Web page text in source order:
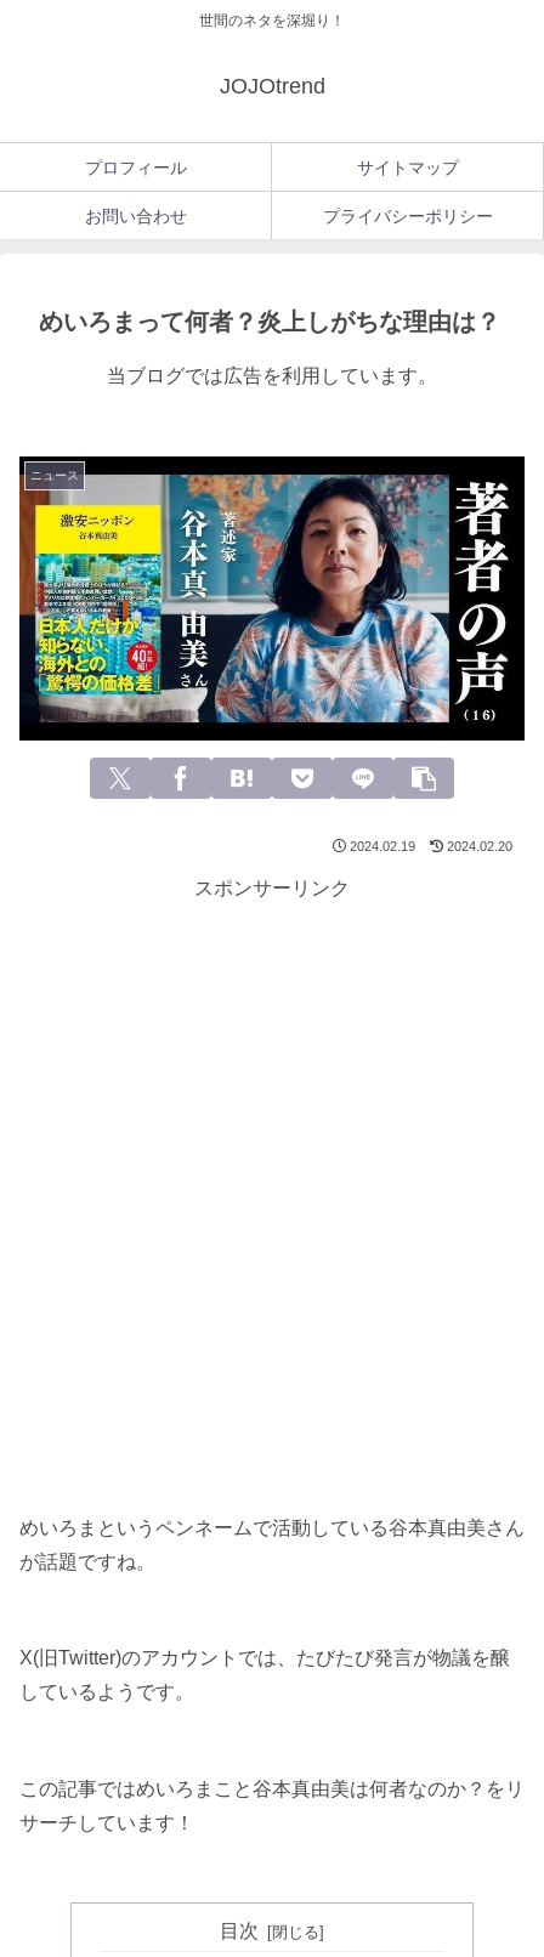
世間のネタを深堀り！
JOJOtrend
プロフィール サイトマップ
お問い合わせ プライバシーポリシー
めいろまって何者？炎上しがちな理由は？
当ブログでは広告を利用しています。
ニュース
2024.02.19 2024.02.20
スポンサーリンク
めいろまというペンネームで活動している谷本真由美さん
が話題ですね。
X(旧Twitter)のアカウントでは、たびたび発言が物議を醸
しているようです。
この記事ではめいろまこと谷本真由美は何者なのか？をリ
サーチしています！
目次